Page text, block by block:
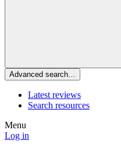
Advanced search…
Latest reviews
Search resources
Menu
Log in